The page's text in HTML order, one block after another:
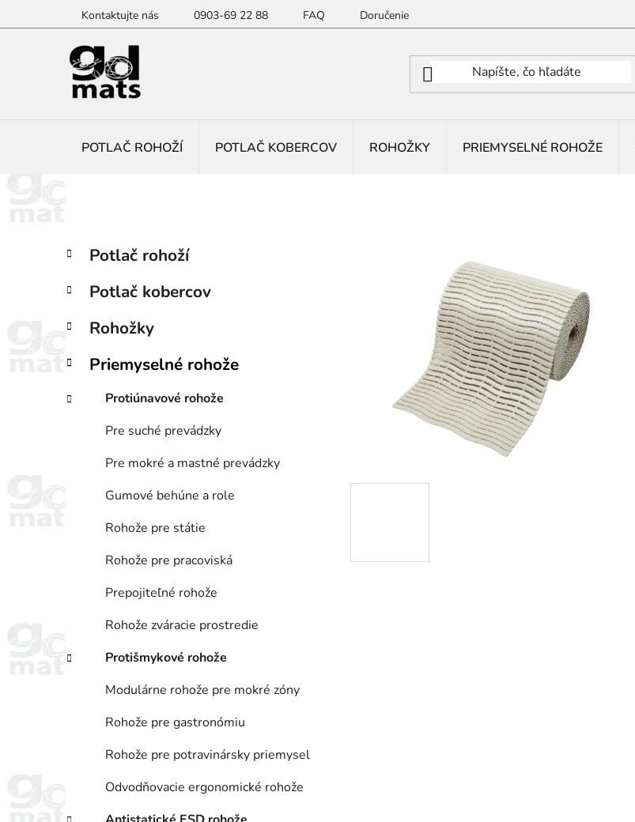
na
Kontaktujte nás 0903-69 22 88 FAQ Doručenie
POTLAČ ROHOŽÍ POTLAČ KOBERCOV ROHOŽKY PRIEMYSELNÉ ROHOŽE
B
č
ý
a
n
e
Preskočiť
kategórie
K
a
e
ó
i
Potlač rohoží
Potlač kobercov
Rohožky
Priemyselné rohože
Protiúnavové rohože
Pre suché prevádzky
Pre mokré a mastné prevádzky
Gumové behúne a role
Rohože pre státie
Rohože pre pracoviská
Prepojiteľné rohože
Rohože zváracie prostredie
Protišmykové rohože
Modulárne rohože pre mokré zóny
Rohože pre gastronómiu
Rohože pre potravinársky priemysel
Odvodňovacie ergonomické rohože